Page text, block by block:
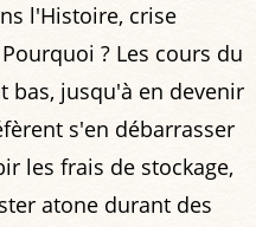
l'Histoire, crise
? Les cours du
bas, jusqu'à en devenir
s'en débarrasser
les frais de stockage,
atone durant des